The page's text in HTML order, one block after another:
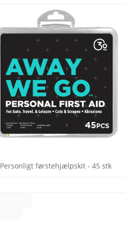
Personligt førstehjælpskit - 45 stk